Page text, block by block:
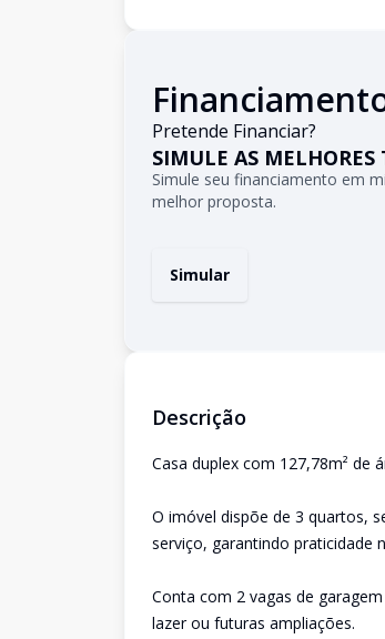
Pretende Financiar?
SIMULE AS
Simule seu financiamento em
melhor proposta.
Simular
Descrição
Casa duplex com 127,78m² de
O imóvel dispõe de 3 quartos,
serviço, garantindo praticidade
Conta com 2 vagas de
lazer ou futuras ampliações.